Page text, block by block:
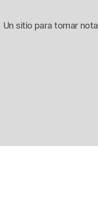
Un sitio para tomar nota